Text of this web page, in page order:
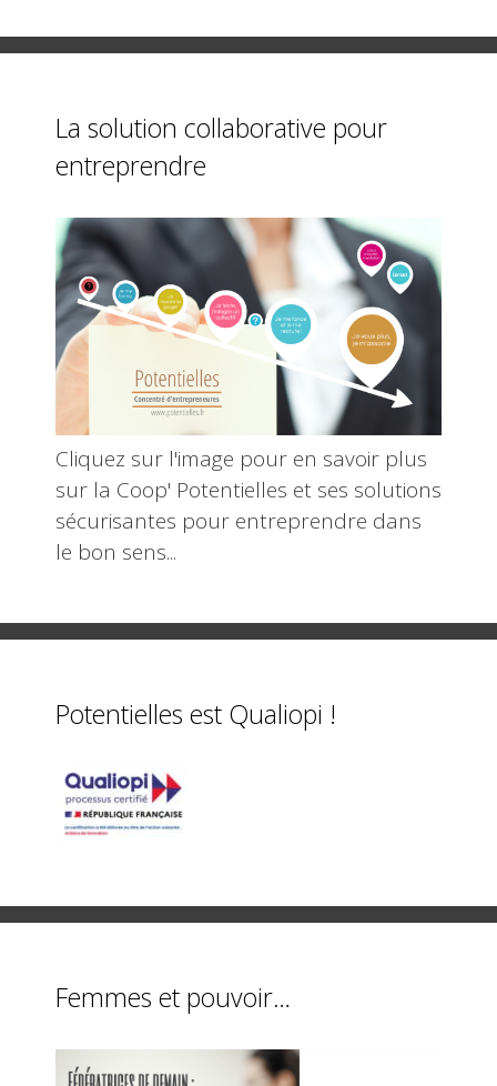
La solution collaborative pour
entreprendre
Cliquez sur l'image pour en savoir plus
sur la Coop' Potentielles et ses solutions
sécurisantes pour entreprendre dans
le bon sens...
Potentielles est Qualiopi !
Femmes et pouvoir…